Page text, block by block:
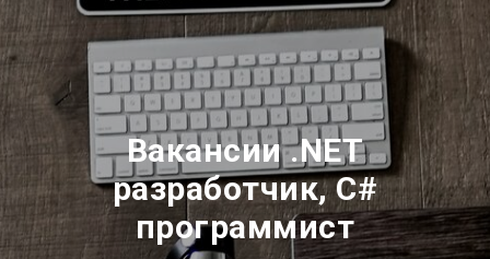
Вакансии .NET
разработчик, C#
программист